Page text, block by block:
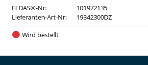
ELDAS®-Nr:
101972135
Lieferanten-Art-Nr:
19342300DZ
Wird bestellt